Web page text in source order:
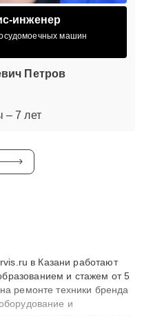
инженер
машин
Петров
– 7 лет
в Казани работают
и стажем от 5
ремонте техники бренда
и